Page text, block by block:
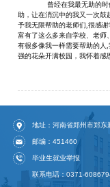
曾经在我最无助的时
助，让在消沉中的我又一次鼓
予我无限帮助的老师们,很感
富有了这么多来自学校、老师
有很多像我一样需要帮助的人
强的花朵开满校园，我怀着感
地址：河南省郑州市郑东
邮编：451460
毕业生就业举报
联系电话：0371-